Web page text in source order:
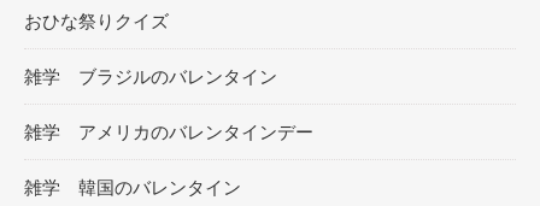
おひな祭りクイズ
雑学 ブラジルのバレンタイン
雑学 アメリカのバレンタインデー
雑学 韓国のバレンタイン